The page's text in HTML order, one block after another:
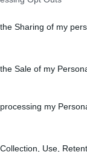
Sharing of my
Sale of my
my
Use,
magico,